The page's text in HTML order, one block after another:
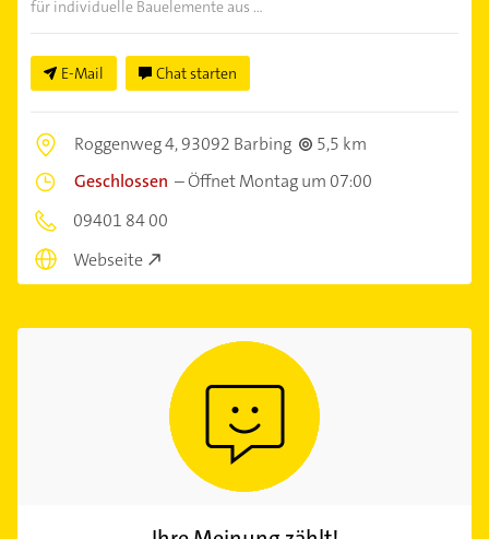
für individuelle Bauelemente aus ...
E-Mail Chat starten
Roggenweg 4,93092 Barbing
5,5 km
Geschlossen –Öffnet Montag um 07:00
09401 84 00
Webseite